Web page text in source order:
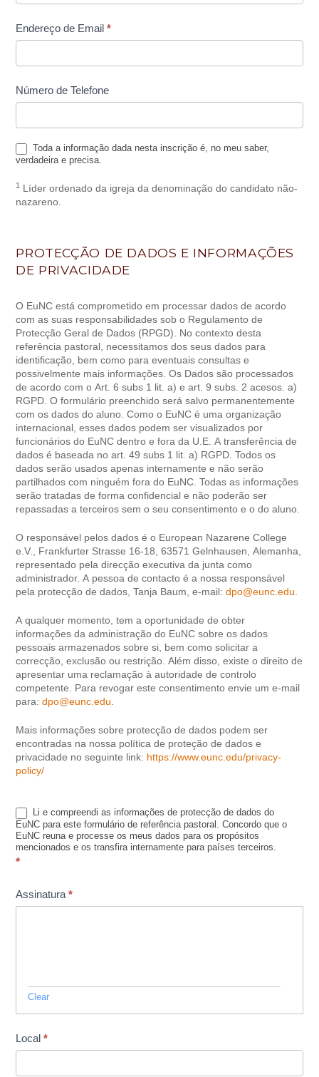
Endereço de Email*
Número de Telefone
Toda a informação dada nesta inscrição é, no meu saber,
verdadeira e precisa.
1 Líder ordenado da igreja da denominação do candidato não-
nazareno.
PROTECÇÃO DE DADOS E INFORMAÇÕES
DE PRIVACIDADE
O EuNC está comprometido em processar dados de acordo
com as suas responsabilidades sob o Regulamento de
Protecção Geral de Dados (RPGD). No contexto desta
referência pastoral, necessitamos dos seus dados para
identificação, bem como para eventuais consultas e
possivelmente mais informações. Os Dados são processados ​​
de acordo com o Art. 6 subs 1 lit. a) e art. 9 subs. 2 acesos. a)
RGPD. O formulário preenchido será salvo permanentemente
com os dados do aluno. Como o EuNC é uma organização
internacional, esses dados podem ser visualizados por
funcionários do EuNC dentro e fora da U.E. A transferência de
dados é baseada no art. 49 subs 1 lit. a) RGPD. Todos os
dados serão usados ​​apenas internamente e não serão
partilhados com ninguém fora do EuNC. Todas as informações
serão tratadas de forma confidencial e não poderão ser
repassadas a terceiros sem o seu consentimento e o do aluno.
O responsável pelos dados é o European Nazarene College
e.V., Frankfurter Strasse 16-18, 63571 Gelnhausen, Alemanha,
representado pela direcção executiva da junta como
administrador. A pessoa de contacto é a nossa responsável
pela protecção de dados, Tanja Baum, e-mail:dpo@eunc.edu.
A qualquer momento, tem a oportunidade de obter
informações da administração do EuNC sobre os dados
pessoais armazenados sobre si, bem como solicitar a
correcção, exclusão ou restrição. Além disso, existe o direito de
apresentar uma reclamação à autoridade de controlo
competente. Para revogar este consentimento envie um e-mail
para:dpo@eunc.edu.
Mais informações sobre protecção de dados podem ser
encontradas na nossa política de proteção de dados e
privacidade no seguinte link: https://www.eunc.edu/privacy-
policy/
Li e compreendi as informações de protecção de dados do
EuNC para este formulário de referência pastoral. Concordo que o
EuNC reuna e processe os meus dados para os propósitos
mencionados e os transfira internamente para países terceiros.
*
Assinatura*
Clear
Local*